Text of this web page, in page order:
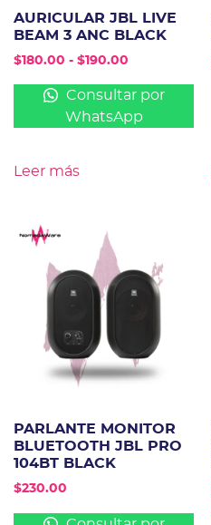
AURICULAR JBL LIVE
BEAM 3 ANC BLACK
$180.00 - $190.00
Consultar por
WhatsApp
Leer más
PARLANTE MONITOR
BLUETOOTH JBL PRO
104BT BLACK
$230.00